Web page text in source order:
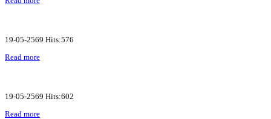
19-05-2569 Hits:576
Read more
19-05-2569 Hits:602
Read more